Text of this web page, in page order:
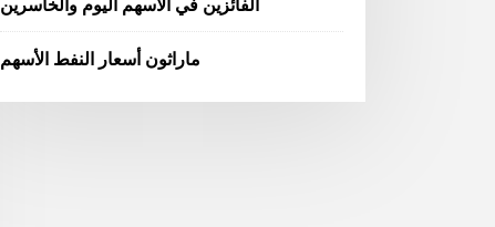
ماراثون أسعار النفط الأسهم